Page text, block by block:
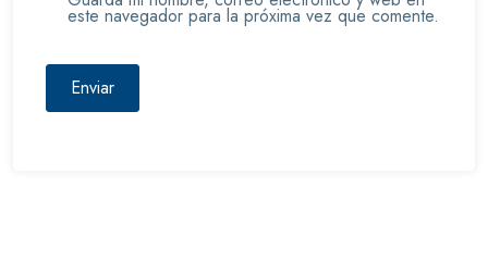
este navegador para la próxima vez que comente.